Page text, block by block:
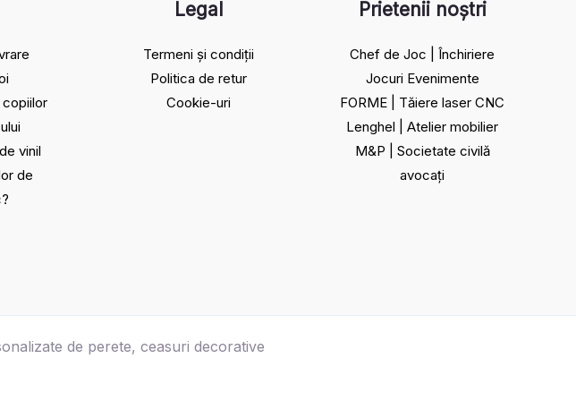
vinil
de
Legal
Termeni și condiții
Politica de retur
Cookie-uri
Prietenii noștri
Chef de Joc | Închiriere
Jocuri Evenimente
FORME | Tăiere laser CNC
Lenghel | Atelier mobilier
M&P | Societate civilă
avocați
de perete, ceasuri decorative